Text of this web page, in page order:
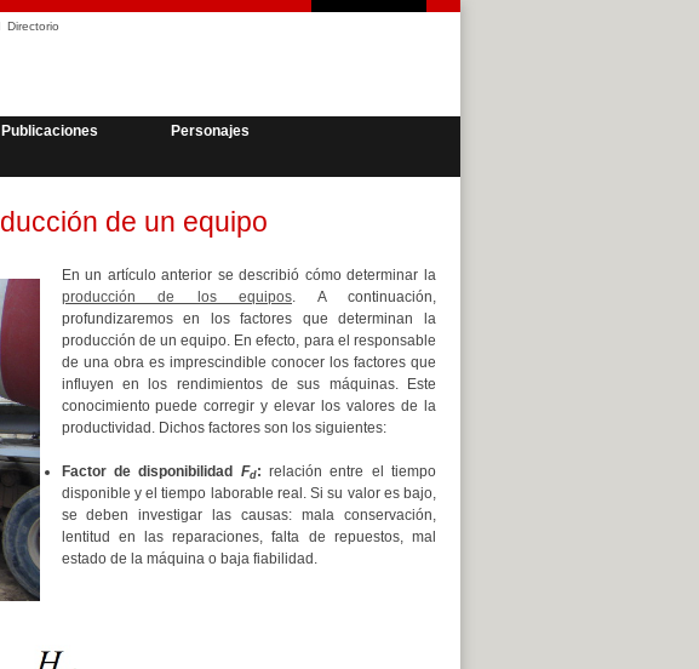
Directorio
Publicaciones
Personajes
de un equipo
En un artículo anterior se describió cómo determinar la
producción de los equipos. A continuación,
profundizaremos en los factores que determinan la
producción de un equipo. En efecto, para el responsable
de una obra es imprescindible conocer los factores que
influyen en los rendimientos de sus máquinas. Este
conocimiento puede corregir y elevar los valores de la
productividad. Dichos factores son los siguientes:
Factor de disponibilidad Fd: relación entre el tiempo
disponible y el tiempo laborable real. Si su valor es bajo,
se deben investigar las causas: mala conservación,
lentitud en las reparaciones, falta de repuestos, mal
estado de la máquina o baja fiabilidad.